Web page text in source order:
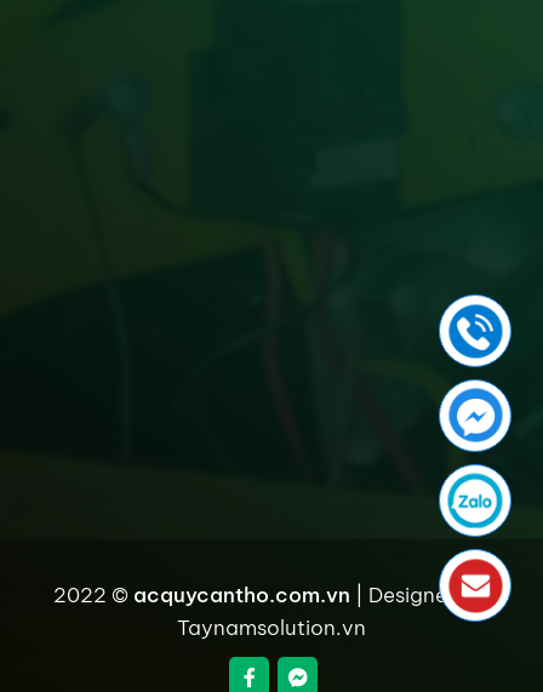
2022 © acquycantho.com.vn | Designed by
Taynamsolution.vn